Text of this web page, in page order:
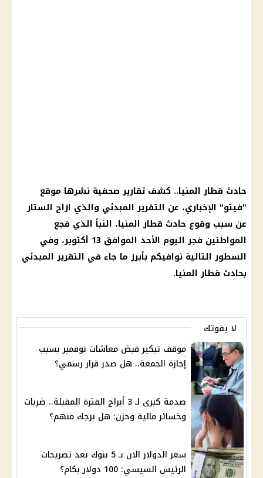
حادث قطارالمنيا.. كشف تقارير صحفية نشرها موقع
"فيتو" الإخباري، عن التقرير المبدئي والذي ازاح الستار
عن سبب وقوع حادث قطارالمنيا، النبأ الذي فجع
المواطنين فجراليوم
الأحد الموافق 13 أكتوبر، وفي
السطور التالية نوافيكم بأبرز ما جاء في التقرير المبدئي
بحادث قطارالمنيا.
لا يفوتك
موقف تبكير قبض معاشات نوفمبر بسبب
إجازة الجمعة.. هل صدر قرار رسمي؟
صدمة كبرى لـ 3 أبراج الفترة المقبلة.. ضربات
وخسائر مالية وحزن: هل برجك منهم؟
سعر الدولار الان بـ 5 بنوك بعد تصريحات
الرئيس السيسي: 100 دولار بكام؟